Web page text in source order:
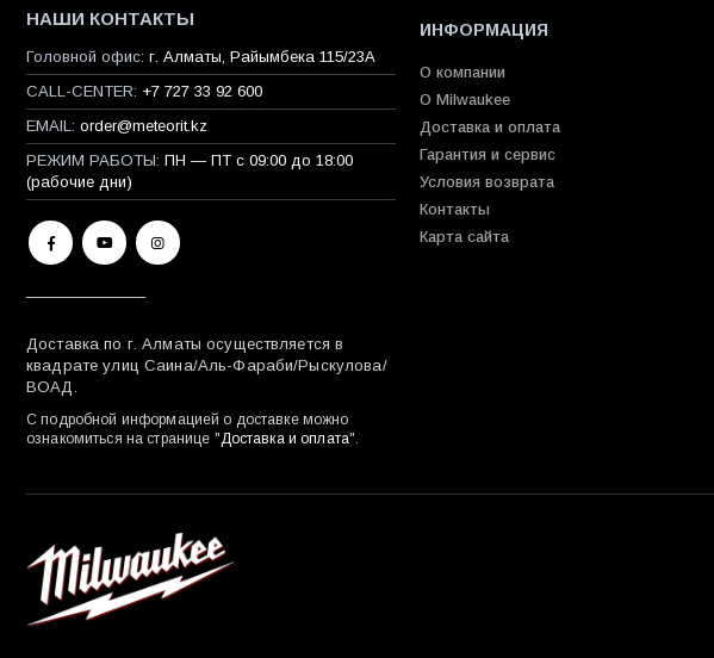
НАШИ КОНТАКТЫ
Головной офис: г. Алматы, Райымбека 115/23A
CALL-CENTER: +7 727 33 92 600
EMAIL: order@meteorit.kz
РЕЖИМ РАБОТЫ: ПН — ПТ с 09:00 до 18:00
(рабочие дни)
Доставка по г. Алматы осуществляется в
квадрате улиц Саина/Аль-Фараби/Рыскулова/
ВОАД.
С подробной информацией о доставке можно
ознакомиться на странице "Доставка и оплата".
ИНФОРМАЦИЯ
О компании
О Milwaukee
Доставка и оплата
Гарантия и сервис
Условия возврата
Контакты
Карта сайта